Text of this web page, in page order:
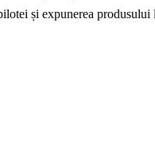
și expunerea